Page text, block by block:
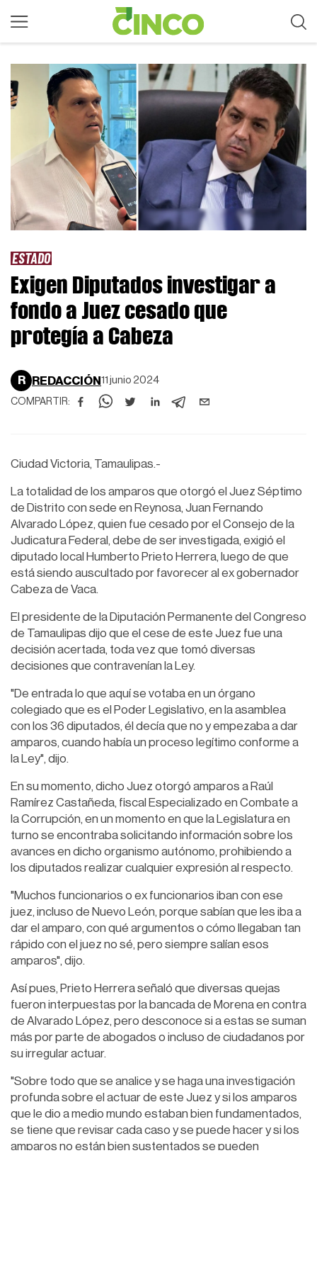
ESTADO
Exigen Diputados investigar a
fondo a Juez cesado que
protegía a Cabeza
R REDACCIÓN 11 junio 2024
COMPARTIR:
Ciudad Victoria, Tamaulipas.-
La totalidad de los amparos que otorgó el Juez Séptimo
de Distrito con sede en Reynosa, Juan Fernando
Alvarado López, quien fue cesado por el Consejo de la
Judicatura Federal, debe de ser investigada, exigió el
diputado local Humberto Prieto Herrera, luego de que
está siendo auscultado por favorecer al ex gobernador
Cabeza de Vaca.
El presidente de la Diputación Permanente del Congreso
de Tamaulipas dijo que el cese de este Juez fue una
decisión acertada, toda vez que tomó diversas
decisiones que contravenían la Ley.
"De entrada lo que aquí se votaba en un órgano
colegiado que es el Poder Legislativo, en la asamblea
con los 36 diputados, él decía que no y empezaba a dar
amparos, cuando había un proceso legítimo conforme a
la Ley", dijo.
En su momento, dicho Juez otorgó amparos a Raúl
Ramírez Castañeda, fiscal Especializado en Combate a
la Corrupción, en un momento en que la Legislatura en
turno se encontraba solicitando información sobre los
avances en dicho organismo autónomo, prohibiendo a
los diputados realizar cualquier expresión al respecto.
"Muchos funcionarios o ex funcionarios iban con ese
juez, incluso de Nuevo León, porque sabían que les iba a
dar el amparo, con qué argumentos o cómo llegaban tan
rápido con el juez no sé, pero siempre salían esos
amparos", dijo.
Así pues, Prieto Herrera señaló que diversas quejas
fueron interpuestas por la bancada de Morena en contra
de Alvarado López, pero desconoce si a estas se suman
más por parte de abogados o incluso de ciudadanos por
su irregular actuar.
"Sobre todo que se analice y se haga una investigación
profunda sobre el actuar de este Juez y si los amparos
que le dio a medio mundo estaban bien fundamentados,
se tiene que revisar cada caso y se puede hacer y si los
amparos no están bien sustentados se pueden